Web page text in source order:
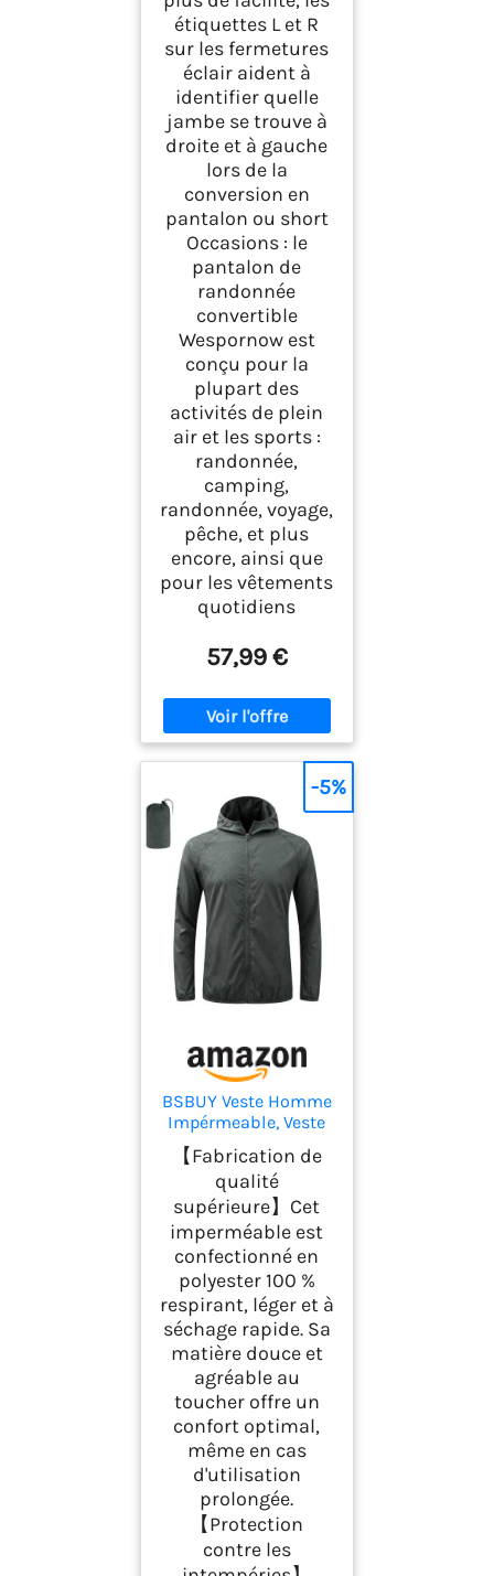
étiquettes L et R
sur les fermetures
éclair aident à
identifier quelle
jambe se trouve à
droite et à gauche
lors de la
conversion en
pantalon ou short
Occasions : le
pantalon de
randonnée
convertible
Wespornow est
conçu pour la
plupart des
activités de plein
air et les sports :
randonnée,
camping,
randonnée, voyage,
pêche, et plus
encore, ainsi que
pour les vêtements
quotidiens
57,99 €
BSBUY Veste Homme
Impérmeable, Veste
en Plein Air Zippée
pour Hommes avec
Sac, Veste de
Randonnée Homme,
Veste Running
Course Tactique
Travail Légère pour
Sport Cyclisme
Voyage, Sans Poches,
Gris, M
【Fabrication de
qualité
supérieure】Cet
imperméable est
confectionné en
polyester 100 %
respirant, léger et à
séchage rapide. Sa
matière douce et
agréable au
toucher offre un
confort optimal,
même en cas
d'utilisation
prolongée.
【Protection
contre les
-5%